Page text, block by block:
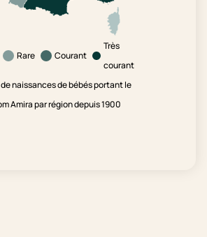
Rare Courant
Très
courant
naissances de bébés portant le
Amira par région depuis 1900